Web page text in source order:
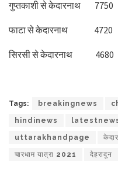
गुप्तकाशी से केदारनाथ 7750
फाटा से केदारनाथ 4720
सिरसी से केदारनाथ 4680
Tags: breakingnews
hindinews
uttarakhandpage
चारधाम यात्रा 2021 देहरादून